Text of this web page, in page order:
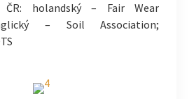
holandský – Fair Wear
– Soil Association;